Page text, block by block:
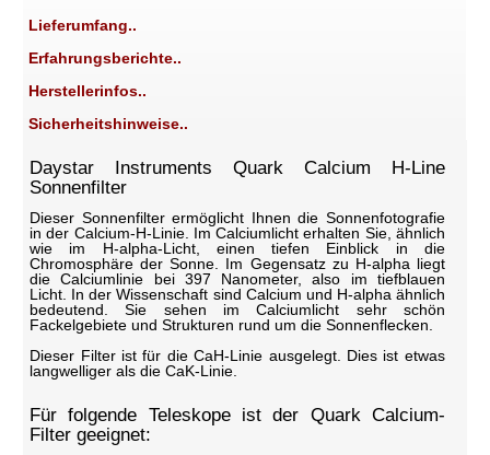
Lieferumfang..
Erfahrungsberichte..
Herstellerinfos..
Sicherheitshinweise..
Daystar Instruments Quark Calcium H-Line
Sonnenfilter
Dieser Sonnenfilter ermöglicht Ihnen die Sonnenfotografie
in der Calcium-H-Linie. Im Calciumlicht erhalten Sie, ähnlich
wie im H-alpha-Licht, einen tiefen Einblick in die
Chromosphäre der Sonne. Im Gegensatz zu H-alpha liegt
die Calciumlinie bei 397 Nanometer, also im tiefblauen
Licht. In der Wissenschaft sind Calcium und H-alpha ähnlich
bedeutend. Sie sehen im Calciumlicht sehr schön
Fackelgebiete und Strukturen rund um die Sonnenflecken.
Dieser Filter ist für die CaH-Linie ausgelegt. Dies ist etwas
langwelliger als die CaK-Linie.
Für folgende Teleskope ist der Quark Calcium-
Filter geeignet: